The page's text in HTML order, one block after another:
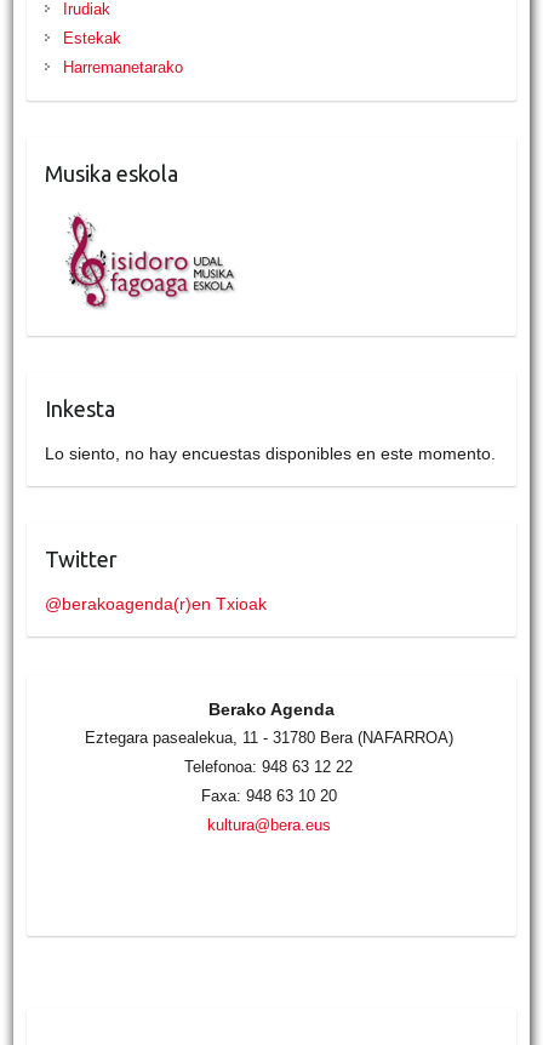
Irudiak
Estekak
Harremanetarako
Musika eskola
Inkesta
Lo siento, no hay encuestas disponibles en este momento.
Twitter
@berakoagenda(r)en Txioak
Berako Agenda
Eztegara pasealekua, 11 - 31780 Bera (NAFARROA)
Telefonoa: 948 63 12 22
Faxa: 948 63 10 20
kultura@bera.eus